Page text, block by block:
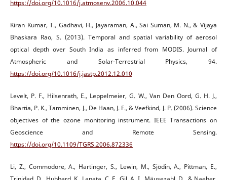
https://doi.org/10.1016/j.atmosenv.2006.10.044
Kiran Kumar, T., Gadhavi, H., Jayaraman, A., Sai Suman, M. N., & Vijaya
Bhaskara Rao, S. (2013). Temporal and spatial variability of aerosol
optical depth over South India as inferred from MODIS. Journal of
Atmospheric and Solar-Terrestrial Physics, 94.
https://doi.org/10.1016/j.jastp.2012.12.010
Levelt, P. F., Hilsenrath, E., Leppelmeier, G. W., Van Den Oord, G. H. J.,
Bhartia, P. K., Tamminen, J., De Haan, J. F., & Veefkind, J. P. (2006). Science
objectives of the ozone monitoring instrument. IEEE Transactions on
Geoscience and Remote Sensing.
https://doi.org/10.1109/TGRS.2006.872336
Li, Z., Commodore, A., Hartinger, S., Lewin, M., Sjödin, A., Pittman, E.,